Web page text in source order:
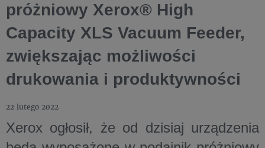
próżniowy Xerox® High
Capacity XLS Vacuum Feeder,
zwiększając możliwości
drukowania i produktywności
22 lutego 2022
Xerox ogłosił, że od dzisiaj urządzenia